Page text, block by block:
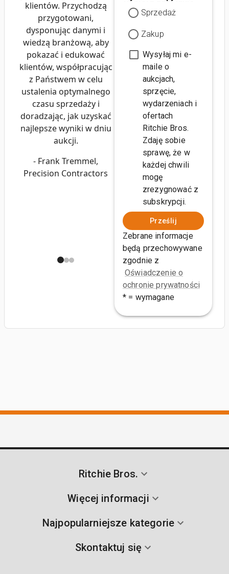
Sprzedaż
Zakup
Wysyłaj mi e-
maile o
aukcjach,
sprzęcie,
wydarzeniach i
ofertach
Ritchie Bros.
Zdaję sobie
sprawę, że w
każdej chwili
mogę
zrezygnować z
subskrypcji.
Prześlij
Zebrane informacje
będą przechowywane
zgodnie z
Oświadczenie o
ochronie prywatności
* = wymagane
klientów. Przychodzą
przygotowani,
dysponując danymi i
wiedzą branżową, aby
pokazać i edukować
klientów, współpracując
z Państwem w celu
ustalenia optymalnego
czasu sprzedaży i
doradzając, jak uzyskać
najlepsze wyniki w dniu
aukcji.
- Frank Tremmel,
Precision Contractors
Ritchie Bros.
Więcej informacji
Najpopularniejsze kategorie
Skontaktuj się